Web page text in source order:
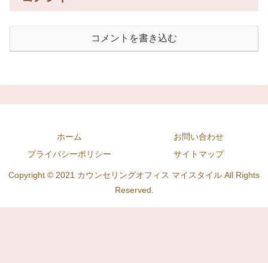
コメントを書き込む
ホーム
お問い合わせ
プライバシーポリシー
サイトマップ
Copyright © 2021 カウンセリングオフィス マイスタイル All Rights
Reserved.